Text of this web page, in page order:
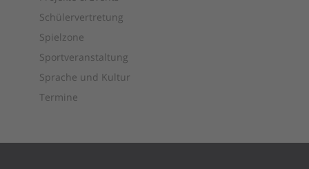
Schülervertretung
Spielzone
Sportveranstaltung
Sprache und Kultur
Termine